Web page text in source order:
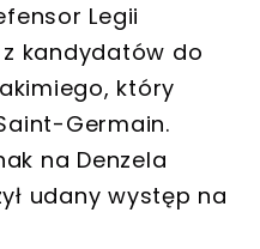
Legii
kandydatów do
który
Germain.
na Denzela
udany występ na